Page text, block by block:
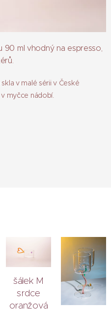
90 ml vhodný na espresso,
v malé sérii v České
myčce nádobí.
šálek M
srdce
oranžová